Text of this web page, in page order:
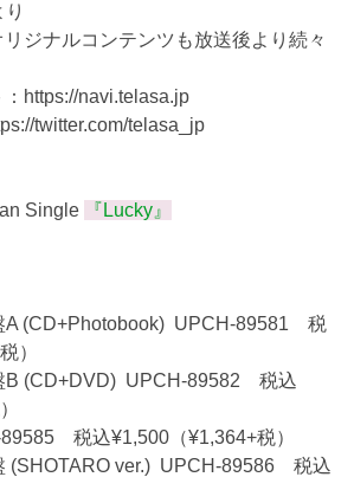
ジナルコンテンツも放送後より続々
https://navi.telasa.jp
twitter.com/telasa_jp
Single
『Lucky』
A (CD+Photobook) UPCH-89581 税
）
B (CD+DVD) UPCH-89582 税込
税込¥1,500（¥1,364+税）
(SHOTARO ver.) UPCH-89586 税込